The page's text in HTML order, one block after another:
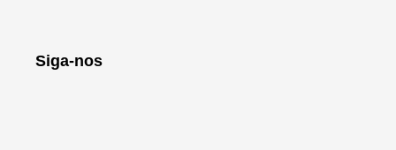
Siga-nos